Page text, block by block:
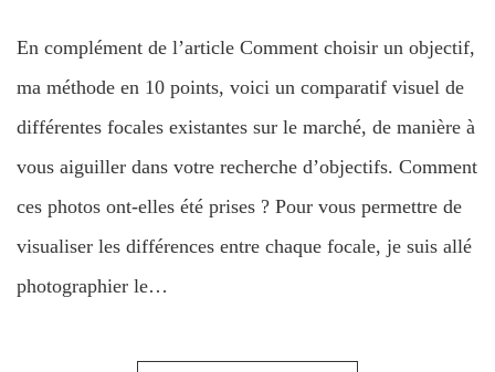
En complément de l’article Comment choisir un objectif,
ma méthode en 10 points, voici un comparatif visuel de
différentes focales existantes sur le marché, de manière à
vous aiguiller dans votre recherche d’objectifs. Comment
ces photos ont-elles été prises ? Pour vous permettre de
visualiser les différences entre chaque focale, je suis allé
photographier le…